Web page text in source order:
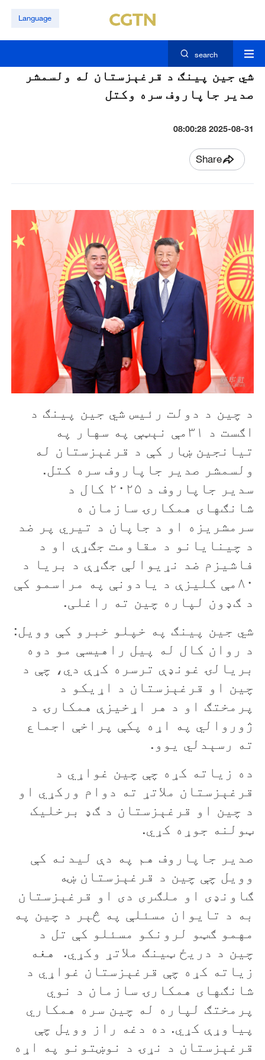
Language
search
شي جين پينګ د قرغېزستان له ولسمشر
صدير جاپاروف سره وکتل
2025-08-31 08:00:28
Share
د چین د دولت رئیس شي جين پينګ د
اګست د ۳۱مې نېټې په سهار په
تیانجین ښار کې د قرغېزستان له
ولسمشر صدير جاپاروف سره کتل.
سدير جاپاروف د ۲۰۲۵ کال د
شانګهای همکارۍ سازمان ه
سرمشريزه او د جاپان د تيري پر ضد
د چينایانو د مقاومت جګړې او د
فاشيزم ضد نړيوالې جګړې د بريا د
۸۰مې کليزې د يادونې په مراسمو کې
د ګډون لپاره چين ته راغلی.
شي جين پينګ په خپلو خبرو کې وویل:
د روان کال له پیل راهيسې مو دوه
بريالۍ غونډې ترسره کړې دي، چې د
چين او قرغېزستان د اړيکو د
پرمختګ او د هر اړخيزې همکارۍ د
ژوروالي په اړه پکې پراخې اجماع
ته رسېدلي یوو.
ده زیاته کړه چې چين غواړي د
قرغېزستان ملاتړ ته دوام ورکړي او
د چين او قرغېزستان د ګډ برخلیک
ټولنه جوړه کړي.
صدير جاپاروف هم په دې لیدنه کې
وويل چې چين د قرغېزستان ښه
ګاونډی او ملګری دی او قرغېزستان
به د تایوان مسئلې په څېر د چین په
مهمو ګټو لرونکو مسئلو کې تل د
چین د دریځ ټینګ ملاتړ وکړي. هغه
زیاته کړه چې قرغېزستان غواړي د
شانګهای همکارۍ سازمان د نوي
پرمختګ لپاره له چین سره همکاري
پیاوړې کړي. ده دغه راز وویل چې
قرغېزستان د نړۍ د نوښتونو په اړه